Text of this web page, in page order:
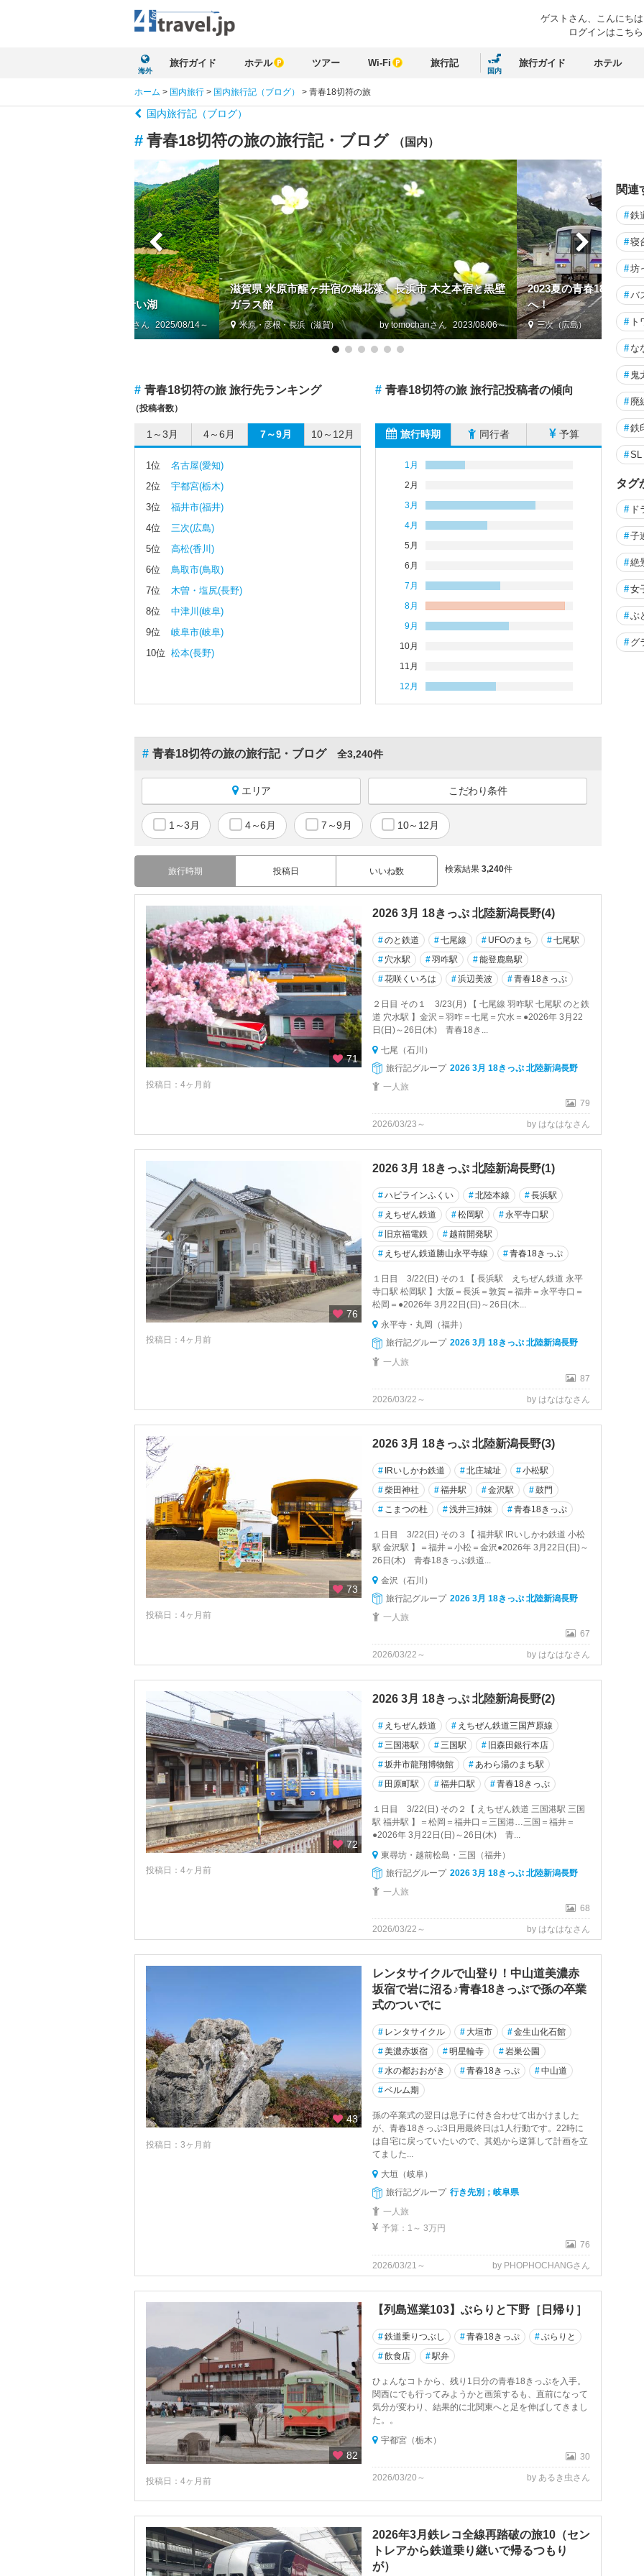
ゲストさん、 こんにちは
ログインはこちら
海外
旅行ガイド ホテル ツアー Wi-Fi 旅行記
国内
旅行ガイド ホテル
ホーム > 国内旅行 > 国内旅行記（ブログ） > 青春18切符の旅
国内旅行記（ブログ）
# 青春18切符の旅の旅行記・ブログ （国内）
滋賀県 米原市醒ヶ井宿の梅花藻、長浜市 木之本宿と黒壁
ガラス館
米原・彦根・長浜（滋賀） by tomochan 2023/08/06～
2023夏の青春18きっ
へ！
三次（広島）
ブルー&#128167; 魅惑の青い湖
2025/08/14～
# 青春18切符の旅 旅行先ランキング
（投稿者数）
1～3月 4～6月 7～9月 10～12月
1位
名古屋(愛知)
2位
宇都宮(栃木)
3位
福井市(福井)
4位
三次(広島)
5位
高松(香川)
6位
鳥取市(鳥取)
7位
木曽・塩尻(長野)
8位
中津川(岐阜)
9位
岐阜市(岐阜)
10位 松本(長野)
# 青春18切符の旅 旅行記投稿者の傾向
旅行時期 同行者 予算
1月
2月
3月
4月
5月
6月
7月
8月
9月
10月
11月
12月
# 青春18切符の旅の旅行記・ブログ 全3,240件
エリア こだわり条件
1～3月 4～6月 7～9月 10～12月
国内すべて
青森
岩手
秋田
山形
福島
茨城
栃木
群馬
埼玉
東京
山梨
長野
新潟
富山
石川
福井
京都
大阪
兵庫
奈良
和歌山
鳥取
島根
徳島
香川
愛媛
高知
福岡
佐賀
長崎
熊本
鹿児島
沖縄
旅行時期 投稿日 いいね数 検索結果 3,240件
71
投稿日：4ヶ月前
2026 3月 18きっぷ 北陸新潟長野(4)
#のと鉄道 #七尾線 # UFOのまち #七尾駅
# 穴水駅 #羽咋駅 #能登鹿島駅
#花咲くいろは #浜辺美波 #青春18きっぷ
２日目 その１ 3/23(月) 【 七尾線 羽咋駅 七尾駅 のと鉄
道 穴水駅 】金沢＝羽咋＝七尾＝穴水＝●2026年 3月22
日(日)～26日(木) 青春18き...
七尾（石川）
旅行記グループ 2026 3月 18きっぷ 北陸新潟長野
一人旅
79
2026/03/23～ by はなはなさん
76
投稿日：4ヶ月前
2026 3月 18きっぷ 北陸新潟長野(1)
#ハピラインふくい #北陸本線 #長浜駅
# えちぜん鉄道 #松岡駅 #永平寺口駅
# 旧京福電鉄 # 越前開発駅
# えちぜん鉄道勝山永平寺線 #青春18きっぷ
１日目 3/22(日) その１【 長浜駅 えちぜん鉄道 永平
寺口駅 松岡駅 】大阪＝長浜＝敦賀＝福井＝永平寺口＝
松岡＝●2026年 3月22日(日)～26日(木...
永平寺・丸岡（福井）
旅行記グループ 2026 3月 18きっぷ 北陸新潟長野
一人旅
87
2026/03/22～ by はなはなさん
73
投稿日：4ヶ月前
2026 3月 18きっぷ 北陸新潟長野(3)
# IRいしかわ鉄道 #北庄城址 #小松駅
#柴田神社 #福井駅 #金沢駅 #鼓門
# こまつの杜 #浅井三姉妹 #青春18きっぷ
１日目 3/22(日) その３【 福井駅 IRいしかわ鉄道 小松
駅 金沢駅 】＝福井＝小松＝金沢●2026年 3月22日(日)～
26日(木) 青春18きっぷ鉄道...
金沢（石川）
旅行記グループ 2026 3月 18きっぷ 北陸新潟長野
一人旅
67
2026/03/22～ by はなはなさん
72
投稿日：4ヶ月前
2026 3月 18きっぷ 北陸新潟長野(2)
# えちぜん鉄道 # えちぜん鉄道三国芦原線
#三国港駅 #三国駅 # 旧森田銀行本店
#坂井市龍翔博物館 #あわら湯のまち駅
# 田原町駅 #福井口駅 #青春18きっぷ
１日目 3/22(日) その２【 えちぜん鉄道 三国港駅 三国
駅 福井駅 】＝松岡＝福井口＝三国港…三国＝福井＝
●2026年 3月22日(日)～26日(木) 青...
東尋坊・越前松島・三国（福井）
旅行記グループ 2026 3月 18きっぷ 北陸新潟長野
一人旅
68
2026/03/22～ by はなはなさん
43
投稿日：3ヶ月前
レンタサイクルで山登り！中山道美濃赤
坂宿で岩に沼る♪青春18きっぷで孫の卒業
式のついでに
# レンタサイクル # 大垣市 #金生山化石館
#美濃赤坂宿 #明星輪寺 #岩巣公園
#水の都おおがき #青春18きっぷ #中山道
#ベルム期
孫の卒業式の翌日は息子に付き合わせて出かけました
が、青春18きっぷ3日用最終日は1人行動です。22時に
は自宅に戻っていたいので、其処から逆算して計画を立
てました...
大垣（岐阜）
旅行記グループ 行き先別；岐阜県
一人旅
予算：1～ 3万円
76
2026/03/21～ by PHOPHOCHANGさん
82
投稿日：4ヶ月前
【列島巡業103】ぶらりと下野［日帰り］
#鉄道乗りつぶし #青春18きっぷ #ぶらりと
#飲食店 #駅弁
ひょんなコトから、残り1日分の青春18きっぷを入手。
関西にでも行ってみようかと画策するも、直前になって
気分が変わり、結果的に北関東へと足を伸ばしてきまし
た。。
宇都宮（栃木）
30
2026/03/20～ by あるき虫さん
2026年3月鉄レコ全線再踏破の旅10（セン
トレアから鉄道乗り継いで帰るつもり
が）
関連
#鉄
#寝
#坊
#バ
#
# な
# 鬼
# 廃
#鉄
#SL
タグ
# ド
#子
#絶
#女
#ぶ
# グ